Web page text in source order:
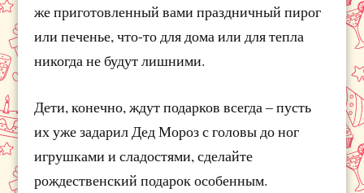
же приготовленный вами праздничный пирог
или печенье, что-то для дома или для тепла
никогда не будут лишними.
Дети, конечно, ждут подарков всегда – пусть
их уже задарил Дед Мороз с головы до ног
игрушками и сладостями, сделайте
рождественский подарок особенным.